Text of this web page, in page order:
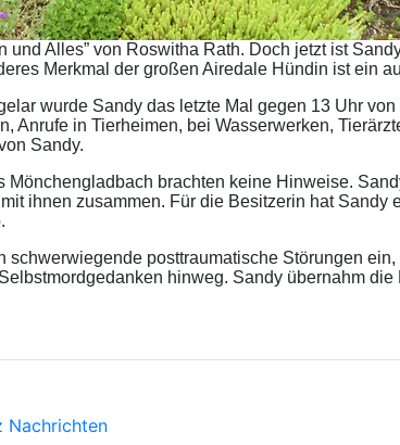
und Alles” von Roswitha Rath. Doch jetzt ist
Merkmal der großen Airedale Hündin ist ein
wurde Sandy das letzte Mal gegen 13 Uhr
Anrufe in Tierheimen, bei Wasserwerken,
Sandy.
brachten keine Hinweise.
ihnen zusammen. Für die Besitzerin hat
schwerwiegende posttraumatische Störungen
hinweg. Sandy übernahm
Nachrichten